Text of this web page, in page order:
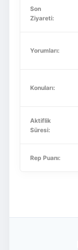
Son
Ziyareti:
Yorumları:
Konuları:
Aktiflik
Süresi:
Rep Puanı: